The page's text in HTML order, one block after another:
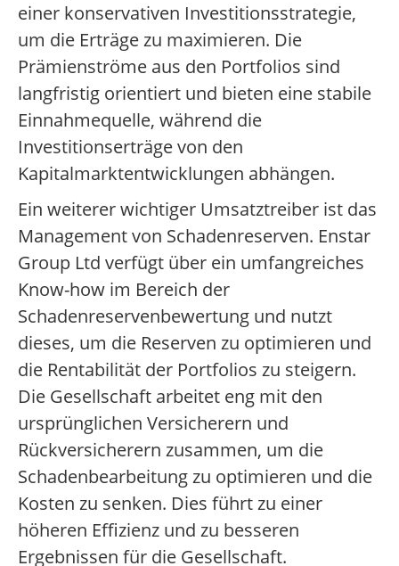
einer konservativen Investitionsstrategie,
um die Erträge zu maximieren. Die
Prämienströme aus den Portfolios sind
langfristig orientiert und bieten eine stabile
Einnahmequelle, während die
Investitionserträge von den
Kapitalmarktentwicklungen abhängen.
Ein weiterer wichtiger Umsatztreiber ist das
Management von Schadenreserven. Enstar
Group Ltd verfügt über ein umfangreiches
Know-how im Bereich der
Schadenreservenbewertung und nutzt
dieses, um die Reserven zu optimieren und
die Rentabilität der Portfolios zu steigern.
Die Gesellschaft arbeitet eng mit den
ursprünglichen Versicherern und
Rückversicherern zusammen, um die
Schadenbearbeitung zu optimieren und die
Kosten zu senken. Dies führt zu einer
höheren Effizienz und zu besseren
Ergebnissen für die Gesellschaft.